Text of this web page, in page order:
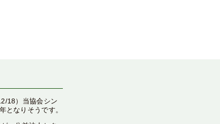
18）当協会シン
となりそうです。